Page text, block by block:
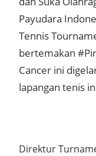
Payudara
Tennis
bertemakan
Cancer ini
lapangan tenis
Direktur